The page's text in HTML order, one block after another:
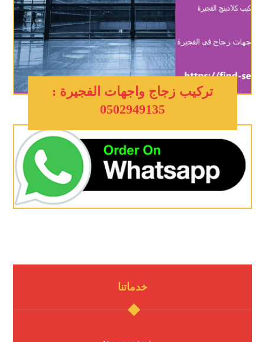
تركيب زجاج واجهات الفجيرة :
0502949135
خدماتنا